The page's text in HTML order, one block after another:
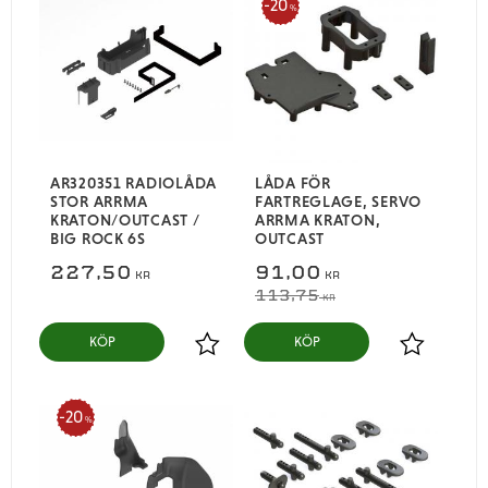
AR320351 RADIOLÅDA
STOR ARRMA
KRATON/OUTCAST /
BIG ROCK 6S
227,50 KR
Lägg till i favoriter
KÖP
LÅDA FÖR
FARTREGLAGE, SERVO
ARRMA KRATON,
OUTCAST
91,00 KR
113,75KR
20 %
Lägg till i
KÖP
20 %